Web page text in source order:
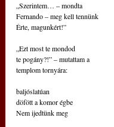
„Szerintem… – mondta
Fernando – meg kell tennünk
Érte, magunkért!”
„Ezt most te mondod
te pogány?!” – mutattam a
templom tornyára:
baljóslatúan
döfött a komor égbe
Nem ijedtünk meg